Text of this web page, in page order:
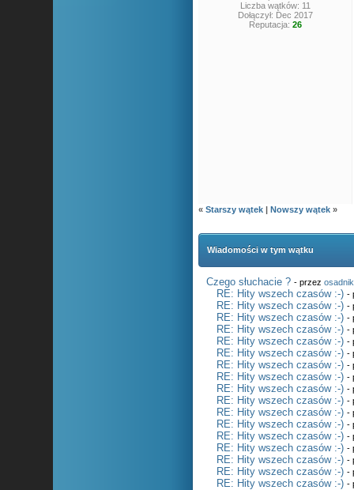
Liczba wątków: 11
Dołączył: Dec 2017
Reputacja: 26
«Starszy wątek |Nowszy wątek »
Wiadomości w tym wątku
Czego słuchacie ? - przezosadnik
RE: Hity wszech czasów :-) -
RE: Hity wszech czasów :-) -
RE: Hity wszech czasów :-) -
RE: Hity wszech czasów :-) -
RE: Hity wszech czasów :-) -
RE: Hity wszech czasów :-) -
RE: Hity wszech czasów :-) -
RE: Hity wszech czasów :-) -
RE: Hity wszech czasów :-) -
RE: Hity wszech czasów :-) -
RE: Hity wszech czasów :-) -
RE: Hity wszech czasów :-) -
RE: Hity wszech czasów :-) -
RE: Hity wszech czasów :-) -
RE: Hity wszech czasów :-) -
RE: Hity wszech czasów :-) -
RE: Hity wszech czasów :-) -